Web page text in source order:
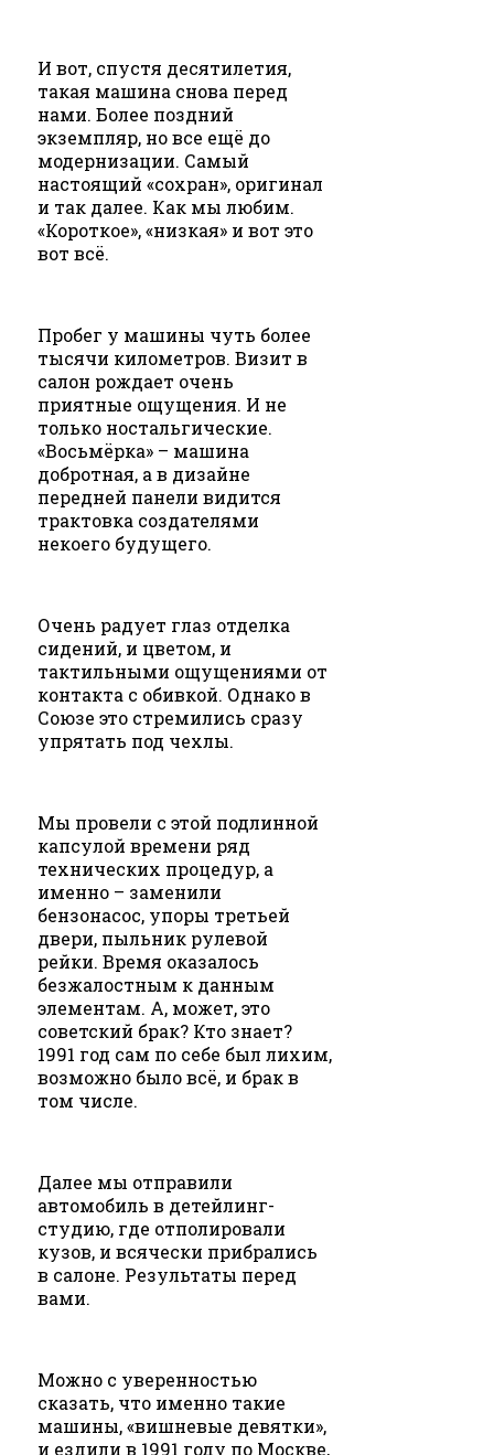
И вот, спустя десятилетия,
такая машина снова перед
нами. Более поздний
экземпляр, но все ещё до
модернизации. Самый
настоящий «сохран», оригинал
и так далее. Как мы любим.
«Короткое», «низкая» и вот это
вот всё.
Пробег у машины чуть более
тысячи километров. Визит в
салон рождает очень
приятные ощущения. И не
только ностальгические.
«Восьмёрка» – машина
добротная, а в дизайне
передней панели видится
трактовка создателями
некоего будущего.
Очень радует глаз отделка
сидений, и цветом, и
тактильными ощущениями от
контакта с обивкой. Однако в
Союзе это стремились сразу
упрятать под чехлы.
Мы провели с этой подлинной
капсулой времени ряд
технических процедур, а
именно – заменили
бензонасос, упоры третьей
двери, пыльник рулевой
рейки. Время оказалось
безжалостным к данным
элементам. А, может, это
советский брак? Кто знает?
1991 год сам по себе был лихим,
возможно было всё, и брак в
том числе.
Далее мы отправили
автомобиль в детейлинг-
студию, где отполировали
кузов, и всячески прибрались
в салоне. Результаты перед
вами.
Можно с уверенностью
сказать, что именно такие
машины, «вишневые девятки»,
и ездили в 1991 году по Москве,